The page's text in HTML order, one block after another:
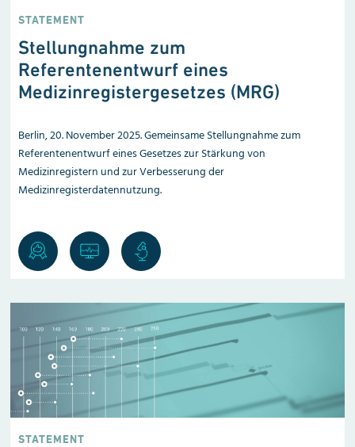
STATEMENT
Stellungnahme zum
Referentenentwurf eines
Medizinregistergesetzes (MRG)
Berlin, 20. November 2025. Gemeinsame Stellungnahme zum
Referentenentwurf eines Gesetzes zur Stärkung von
Medizinregistern und zur Verbesserung der
Medizinregisterdatennutzung.
STATEMENT